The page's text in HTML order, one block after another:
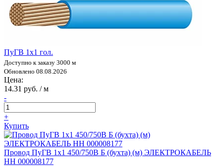
ПуГВ 1х1 гол.
Доступно к заказу 3000 м
Обновлено 08.08.2026
Цена:
14.31 руб. / м
-
+
Купить
Провод ПуГВ 1х1 450/750В Б (бухта) (м) ЭЛЕКТРОКАБЕЛЬ
НН 000008177